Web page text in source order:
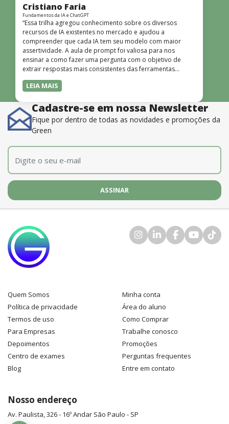
Cristiano Faria
Fundamentos da IA e ChatGPT
“Essa trilha agregou conhecimento sobre os diversos
recursos de IA existentes no mercado e ajudou a
compreender que cada IA tem seu modelo com maior
assertividade. A aula de prompt foi valiosa para nos
ensinar a como fazer uma pergunta com o objetivo de
extrair respostas mais consistentes das ferramentas
disponíveis. O instrutor também é muito bom, além de
dominar o conteúdo, possui uma didática que incentiva o
LEIA MAIS
Cadastre-se em nossa Newsletter
Fique por dentro de todas as novidades e promoções da
Green
E-mail
Quem Somos
Política de privacidade
Termos de uso
Para Empresas
Depoimentos
Centro de exames
Blog
Minha conta
Área do aluno
Como Comprar
Trabalhe conosco
Promoções
Perguntas frequentes
Entre em contato
Nosso endereço
Av. Paulista, 326 - 16º Andar São Paulo - SP